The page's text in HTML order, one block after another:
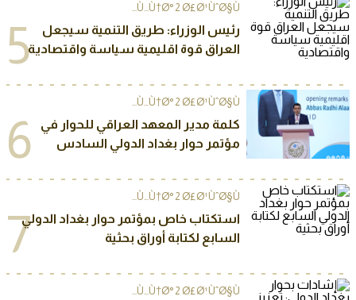
Ù…Ù†Ø° 2 Ø£Ø¹ÙˆØ§Ù…
5
رئيس الوزراء: طريق التنمية سيجعل
العراق قوة اقليمية سياسة واقتصادية
Ù…Ù†Ø° 2 Ø£Ø¹ÙˆØ§Ù…
6
كلمة مدير المعهد العراقي للحوار في
مؤتمر حوار بغداد الدولي السادس
Ù…Ù†Ø° 2 Ø£Ø¹ÙˆØ§Ù…
7استكتاب خاص بمؤتمر حوار بغداد الدولي
السابع لكتابة أوراق بحثية
Ù…Ù†Ø° 2 Ø£Ø¹ÙˆØ§Ù…